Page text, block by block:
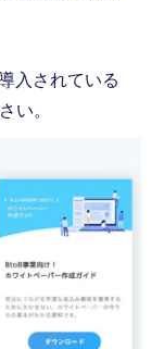
入されている
い。